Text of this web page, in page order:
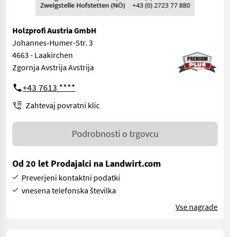
Holzprofi Austria GmbH
Johannes-Humer-Str. 3
4663 - Laakirchen
Zgornja Avstrija Avstrija
+43 7613 ****
Zahtevaj povratni klic
Podrobnosti o trgovcu
Od 20 let Prodajalci na Landwirt.com
Preverjeni kontaktni podatki
vnesena telefonska številka
Vse nagrade